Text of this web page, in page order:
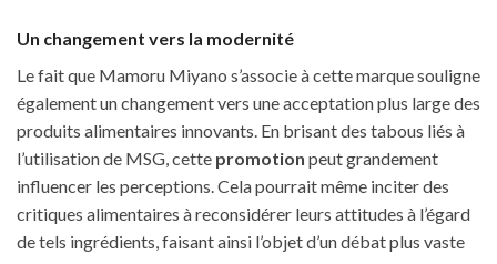
Un changement vers la modernité
Le fait que Mamoru Miyano s’associe à cette marque souligne
également un changement vers une acceptation plus large des
produits alimentaires innovants. En brisant des tabous liés à
l’utilisation de MSG, cette promotion peut grandement
influencer les perceptions. Cela pourrait même inciter des
critiques alimentaires à reconsidérer leurs attitudes à l’égard
de tels ingrédients, faisant ainsi l’objet d’un débat plus vaste